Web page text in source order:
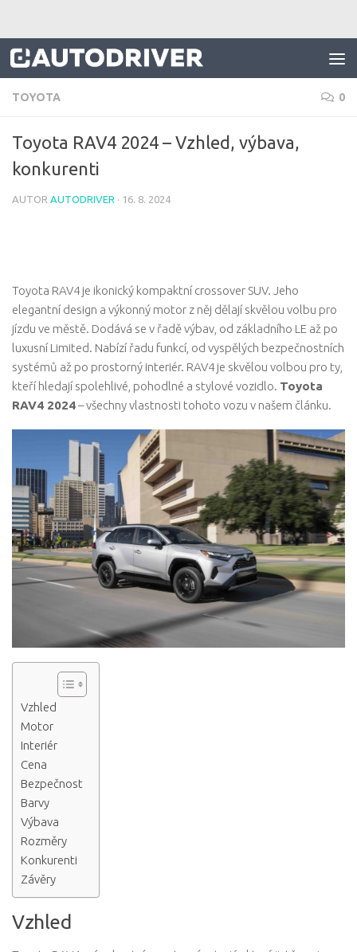
TOYOTA 0
Toyota RAV4 2024 – Vzhled, výbava,
konkurenti
AUTOR AUTODRIVER · 16. 8. 2024
Toyota RAV4 je ikonický kompaktní crossover SUV. Jeho
elegantní design a výkonný motor z něj dělají skvělou volbu pro
jízdu ve městě. Dodává se v řadě výbav, od základního LE až po
luxusní Limited. Nabízí řadu funkcí, od vyspělých bezpečnostních
systémů až po prostorný interiér. RAV4 je skvělou volbou pro ty,
kteří hledají spolehlivé, pohodlné a stylové vozidlo. Toyota
RAV4 2024– všechny vlastnosti tohoto vozu v našem článku.
Vzhled
Motor
Interiér
Cena
Bezpečnost
Barvy
Výbava
Rozměry
Konkurenti
Závěry
Vzhled